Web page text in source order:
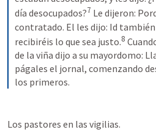
día desocupados?7 Le dijeron:
contratado. El les dijo: Id
recibiréis lo que sea justo.8
de la viña dijo a su mayordomo:
págales el jornal, comenzando
los primeros.
Los pastores en las vigilias.